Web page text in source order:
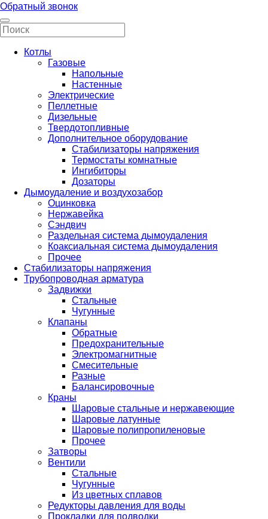
Обратный звонок
Котлы
Газовые
Напольные
Настенные
Электрические
Пеллетные
Дизельные
Твердотопливные
Дополнительное оборудование
Стабилизаторы напряжения
Термостаты комнатные
Ингибиторы
Дозаторы
Дымоудаление и воздухозабор
Оцинковка
Нержавейка
Сэндвич
Раздельная система дымоудаления
Коаксиальная система дымоудаления
Прочее
Стабилизаторы напряжения
Трубопроводная арматура
Задвижки
Стальные
Чугунные
Клапаны
Обратные
Предохранительные
Электромагнитные
Смесительные
Разные
Балансировочные
Краны
Шаровые стальные и нержавеющие
Шаровые латунные
Шаровые полипропиленовые
Прочее
Затворы
Вентили
Стальные
Чугунные
Из цветных сплавов
Редукторы давления для воды
Прокладки для подводки